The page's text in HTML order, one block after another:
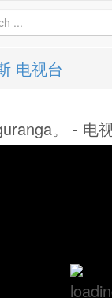
电视台
。 - 电